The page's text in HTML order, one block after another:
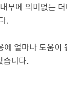
부에 의미없는
.
에 얼마나 도움
습니다.